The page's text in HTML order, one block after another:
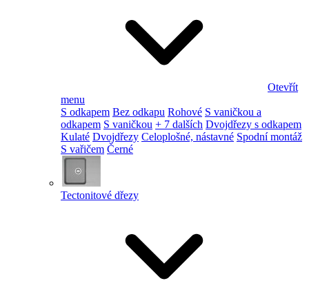
Otevřít
menu
S odkapem Bez odkapu Rohové S vaničkou a
odkapem S vaničkou + 7 dalších Dvojdřezy s odkapem
Kulaté Dvojdřezy Celoplošné, nástavné Spodní montáž
S vařičem Černé
Tectonitové dřezy